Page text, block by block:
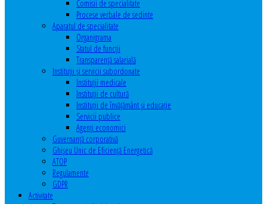
Comisii de specialitate
Procese verbale de sedinte
Aparatul de specialitate
Organigrama
Statul de funcții
Transparență salarială
Instituţii şi servicii subordonate
Instituţii medicale
Instituţii de cultură
Instituţii de învăţământ şi educaţie
Servicii publice
Agenţi economici
Guvernanță corporativă
Ghişeu Unic de Eficienţă Energetică
ATOP
Regulamente
GDPR
Activitate